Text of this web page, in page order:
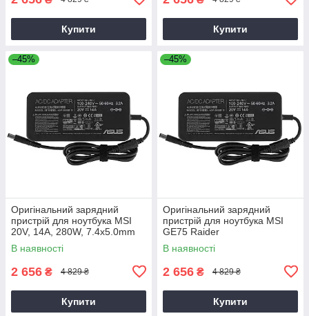
Купити Купити
–45%
Оригінальний зарядний
пристрій для ноутбука MSI
20V, 14A, 280W, 7.4x5.0mm
В наявності
2 656 ₴ 4 829 ₴
Купити
–45%
Оригінальний зарядний
пристрій для ноутбука MSI
GE75 Raider
В наявності
2 656 ₴ 4 829 ₴
Купити